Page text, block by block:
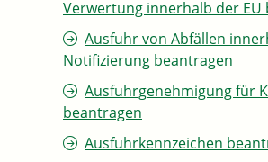
Verwertung innerhalb der EU
Ausfuhr von Abfällen
Notifizierung beantragen
Ausfuhrgenehmigung für
beantragen
Ausfuhrkennzeichen